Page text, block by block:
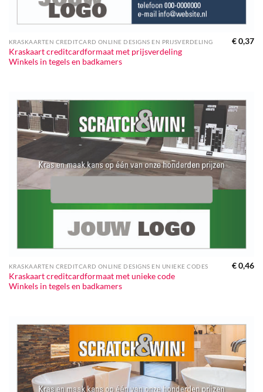
KRASKAARTEN CREDITCARD ONLINE DESIGNS EN PRIJSVERDELING
Kraskaart creditcardformaat met prijsverdeling
Winkels in tegels en badkamers
€0,37
KRASKAARTEN CREDITCARD ONLINE DESIGNS EN UNIEKE CODES
Kraskaart creditcardformaat met unieke code
Winkels in tegels en badkamers
€0,46